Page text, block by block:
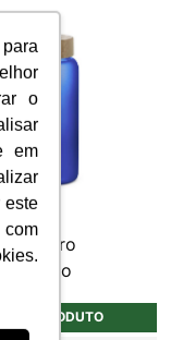
o
em
este
Vidro
VER PRODUTO